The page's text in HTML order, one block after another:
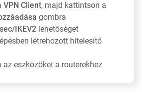
VPN Client, majd kattintson a
gombra
IKEV2 lehetőséget
létrehozott hitelesítő
az eszközöket a routerekhez